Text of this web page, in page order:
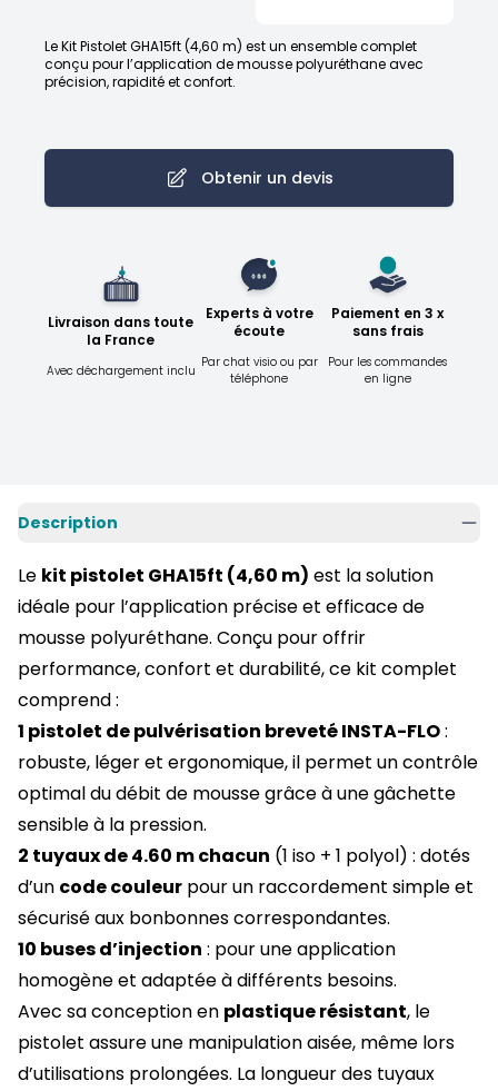
Le Kit Pistolet GHA15ft (4,60 m) est un ensemble complet
conçu pour l’application de mousse polyuréthane avec
précision, rapidité et confort.
Obtenir un devis
Livraison dans toute
la France
Avec déchargement inclu
Experts à votre
écoute
Par chat visio ou par
téléphone
Paiement en 3 x
sans frais
Pour les commandes
en ligne
Description
Le kit pistolet GHA15ft (4,60 m) est la solution
idéale pour l’application précise et efficace de
mousse polyuréthane. Conçu pour offrir
performance, confort et durabilité, ce kit complet
comprend :
1 pistolet de pulvérisation breveté INSTA-FLO:
robuste, léger et ergonomique, il permet un contrôle
optimal du débit de mousse grâce à une gâchette
sensible à la pression.
2 tuyaux de 4.60 m chacun (1 iso + 1 polyol) : dotés
d’un code couleur pour un raccordement simple et
sécurisé aux bonbonnes correspondantes.
10 buses d’injection : pour une application
homogène et adaptée à différents besoins.
Avec sa conception en plastique résistant, le
pistolet assure une manipulation aisée, même lors
d’utilisations prolongées. La longueur des tuyaux